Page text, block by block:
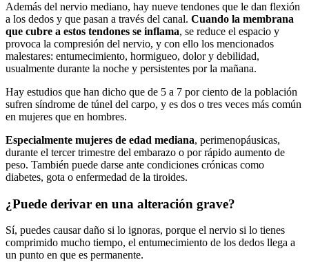
Además del nervio mediano, hay nueve tendones que le dan flexión
a los dedos y que pasan a través del canal. Cuando la membrana
que cubre a estos tendones se inflama, se reduce el espacio y
provoca la compresión del nervio, y con ello los mencionados
malestares: entumecimiento, hormigueo, dolor y debilidad,
usualmente durante la noche y persistentes por la mañana.
Hay estudios que han dicho que de 5 a 7 por ciento de la población
sufren síndrome de túnel del carpo, y es dos o tres veces más común
en mujeres que en hombres.
Especialmente mujeres de edad mediana, perimenopáusicas,
durante el tercer trimestre del embarazo o por rápido aumento de
peso. También puede darse ante condiciones crónicas como
diabetes, gota o enfermedad de la tiroides.
¿Puede derivar en una alteración grave?
Sí, puedes causar daño si lo ignoras, porque el nervio si lo tienes
comprimido mucho tiempo, el entumecimiento de los dedos llega a
un punto en que es permanente.